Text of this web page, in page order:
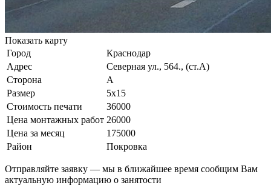
Показать карту
Город
Краснодар
Адрес
Северная ул., 564., (ст.А)
Сторона
А
Размер
5х15
Стоимость печати
36000
Цена монтажных работ 26000
Цена за месяц
175000
Район
Покровка
Отправляйте заявку — мы в ближайшее время сообщим Вам
актуальную информацию о занятости